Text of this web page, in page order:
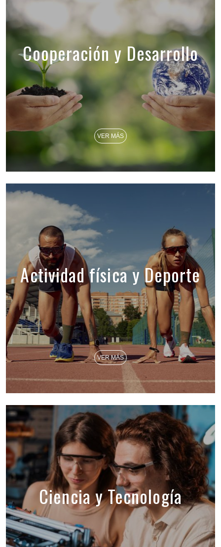
Cooperación y Desarrollo
VER MÁS
Actividad física y Deporte
VER MÁS
Ciencia y Tecnología